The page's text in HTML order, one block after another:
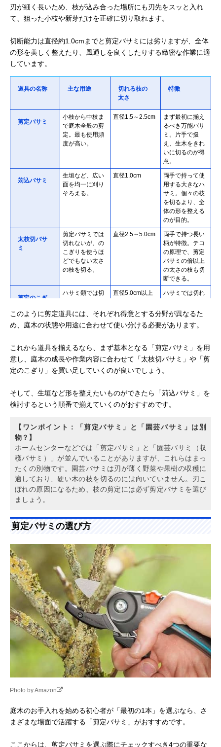
刃が細く長いため、枝が込み合った場所にも刃先をスッと入れ
て、狙った小枝や新芽だけを正確に切り取れます。
切断能力は直径約1.0cmまでと剪定バサミには劣りますが、全体
の形を美しく整えたり、風通しを良くしたりする緻密な作業に適
しています。
道具の名称 主な用途
切れる枝の
太さ
特徴
剪定バサミ
小枝から中枝ま
で庭木全般の剪
定。最も使用頻
度が高い。
直径1.5～2.5cm
まず最初に揃え
るべき万能バサ
ミ。片手で扱
え、生木をきれ
いに切るのが得
意。
苅込バサミ
生垣など、広い
面を均一に刈り
そろえる。
直径1.0cm
両手で持って使
用する大きなハ
サミ。個々の枝
を切るより、全
体の形を整える
のが目的。
太枝切バサ
ミ
剪定バサミでは
切れないが、の
こぎりを使うほ
どでもない太さ
の枝を切る。
直径2.5～5.0cm
両手で持つ長い
柄が特徴。テコ
の原理で、剪定
バサミの倍以上
の太さの枝も切
断できる。
剪定のこぎ
ハサミ類では切
幹の切断。枯れ
枝の処理にも。
直径5.0cm以上
ハサミでは切れ
密集してハサミ
が入らない場所
で活躍。
植木バサミ
栽、玉散らしな
ど、細かい枝を
整える作業。
め、込み入った
場所での繊細な
き。
このように剪定道具には、それぞれ得意とする分野が異なるた
め、庭木の状態や用途に合わせて使い分ける必要があります。
これから道具を揃えるなら、まず基本となる「剪定バサミ」を用
意し、庭木の成長や作業内容に合わせて「太枝切バサミ」や「剪
定のこぎり」を買い足していくのが良いでしょう。
そして、生垣など形を整えたいものができたら「苅込バサミ」を
検討するという順番で揃えていくのがおすすめです。
【ワンポイント：「剪定バサミ」と「園芸バサミ」は別
物？】
ホームセンターなどでは「剪定バサミ」と「園芸バサミ（収
穫バサミ）」が並んでいることがありますが、これらはまっ
たくの別物です。園芸バサミは刃が薄く野菜や果樹の収穫に
適しており、硬い木の枝を切るのには向いていません。刃こ
ぼれの原因になるため、枝の剪定には必ず剪定バサミを選び
ましょう。
剪定バサミの選び方
Photo by Amazon
庭木のお手入れを始める初心者が「最初の1本」を選ぶなら、さ
まざまな場面で活躍する「剪定バサミ」がおすすめです。
ここからは、剪定バサミを選ぶ際にチェックすべき4つの重要な